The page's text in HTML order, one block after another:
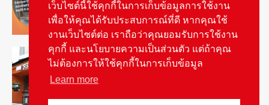
รายงานพิเศษ August 5, 2026
รู้จัก “MG IM Privilege” สิทธิพิเศษสำหรับ
ลูกค้าพรีเมี่ยมของแบรนด์เอ็มจี
เว็บไซต์นี้ใช้คุกกี้ในการเก็บข้อมูลการใช้งาน
เพื่อให้คุณได้รับประสบการณ์ที่ดี หากคุณใช้
งานเว็บไซต์ต่อ เราถือว่าคุณยอมรับการใช้งาน
คุกกี้ และนโยบายความเป็นส่วนตัว แต่ถ้าคุณ
ไม่ต้องการให้ใช้คุกกี้ในการเก็บข้อมูล
Learn more